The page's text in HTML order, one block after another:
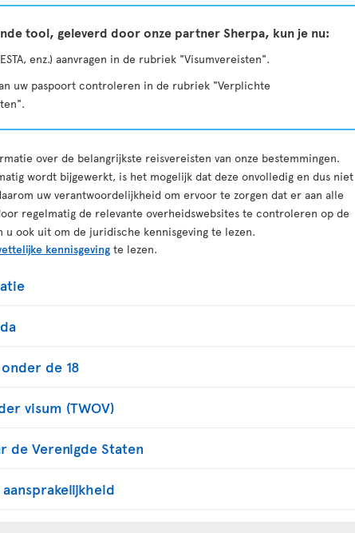
tool, geleverd door onze partner Sherpa, kun je nu:
enz.) aanvragen in de rubriek "Visumvereisten".
uw paspoort controleren in de rubriek "Verplichte
over de belangrijkste reisvereisten van onze bestemmingen.
wordt bijgewerkt, is het mogelijk dat deze onvolledig en dus niet
uw verantwoordelijkheid om ervoor te zorgen dat er aan alle
regelmatig de relevante overheidswebsites te controleren op de
u ook uit om de juridische kennisgeving te lezen.
kennisgeving te lezen.
de 18
visum (TWOV)
de Verenigde Staten